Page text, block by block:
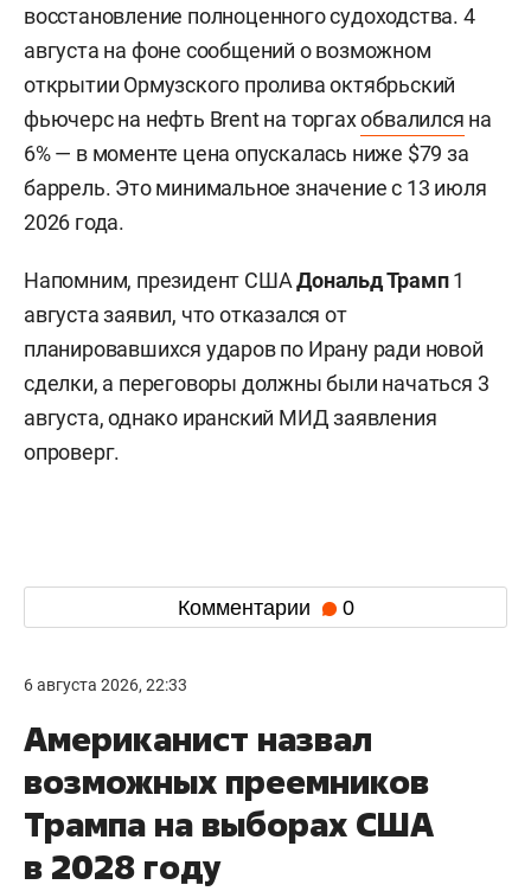
восстановление полноценного судоходства. 4
августа на фоне сообщений о возможном
открытии Ормузского пролива октябрьский
фьючерс на нефть Brent на торгахобвалился на
6% — в моменте цена опускалась ниже $79 за
баррель. Это минимальное значение с 13 июля
2026 года.
Напомним, президент СШАДональд Трамп1
августа заявил, что отказался от
планировавшихся ударов по Ирану ради новой
сделки, а переговоры должны были начаться 3
августа, однако иранский МИД заявления
опроверг.
Комментарии 0
6 августа 2026, 22:33
Американист назвал
возможных преемников
Трампа на выборах США
в 2028 году